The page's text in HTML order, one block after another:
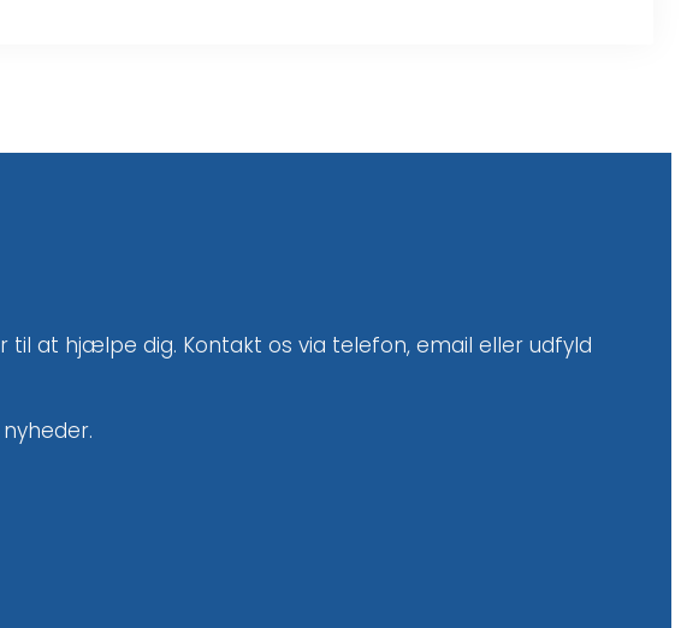
at hjælpe dig. Kontakt os via telefon, email eller udfyld